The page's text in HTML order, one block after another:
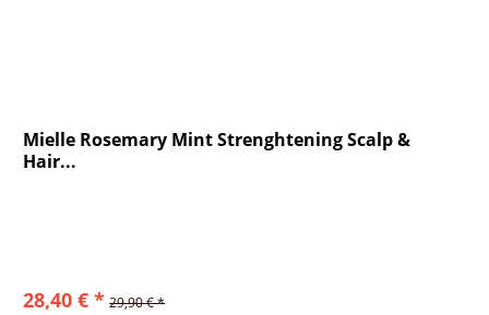
Mielle Rosemary Mint Strenghtening Scalp &
Hair...
28,40 € * 29,90 € *